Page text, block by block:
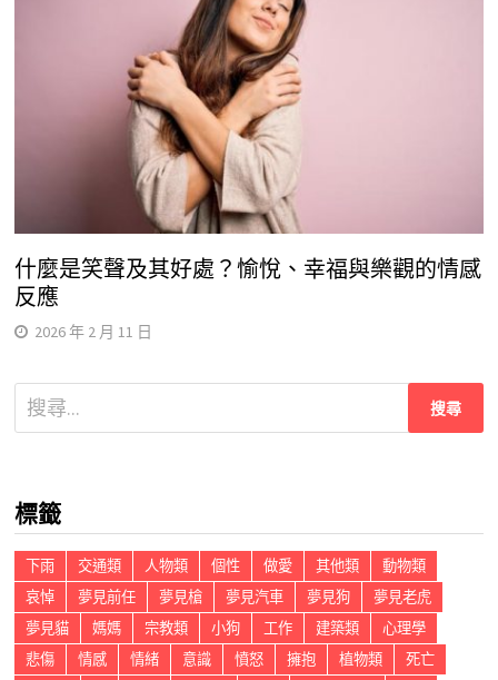
什麼是笑聲及其好處？愉悅、幸福與樂觀的情感
反應
2026 年 2 月 11 日
搜
尋
字:
標籤
下雨 交通類 人物類 個性 做愛 其他類
動物類
哀悼
夢見前任 夢見槍 夢見汽車 夢見狗
夢見老虎
夢見貓
媽媽 宗教類 小狗 工作 建築類
心理學
悲傷
情感 情緒 意識 憤怒 擁抱 植物類
死亡